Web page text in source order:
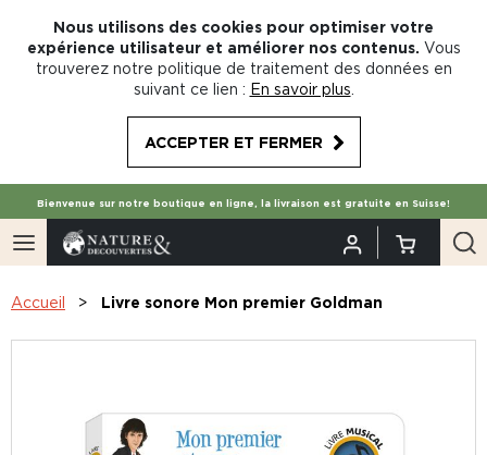
Nous utilisons des cookies pour optimiser votre
expérience utilisateur et améliorer nos contenus. Vous
trouverez notre politique de traitement des données en
suivant ce lien : En savoir plus
ACCEPTER ET FERMER
Bienvenue sur notre boutique en ligne, la livraison est gratuite en Suisse!
Accueil Livre sonore Mon premier Goldman